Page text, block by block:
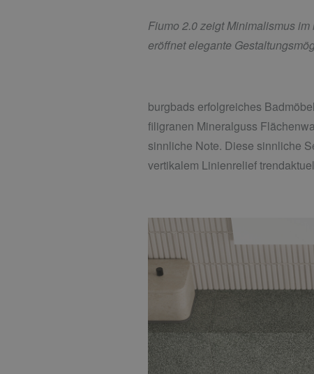
Fiumo 2.0 zeigt Minimalismus
eröffnet elegante
burgbads erfolgreiches
filigranen Mineralguss
sinnliche Note. Diese sinnliche
vertikalem Linienrelief